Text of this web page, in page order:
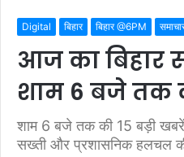
Digital बिहार बिहार @6PM
आज का बिहार
शाम 6 बजे तक
शाम 6 बजे तक की 15 बड़ी खबरें:
सख्ती और प्रशासनिक हलचल की